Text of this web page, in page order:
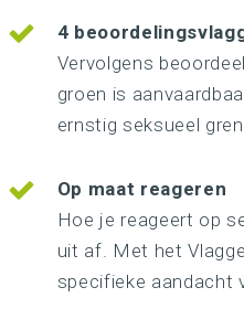
4
Vervolgens
groen is
ernstig seksueel
Op maat reageren
Hoe je reageert op
uit af. Met het
specifieke aandacht